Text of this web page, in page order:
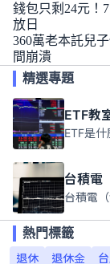
錢包只剩24元！
放日
360萬老本託兒
間崩潰
精選專題
ETF教
台積電
熱門標籤
退休
退休金